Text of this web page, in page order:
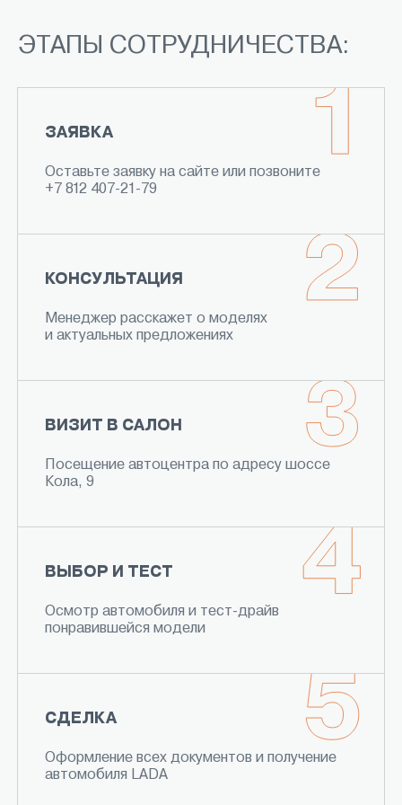
ЭТАПЫ СОТРУДНИЧЕСТВА:
ЗАЯВКА
Оставьте заявку на сайте или позвоните
+7 812 407-21-79
КОНСУЛЬТАЦИЯ
Менеджер расскажет о моделях
и актуальных предложениях
ВИЗИТ В САЛОН
Посещение автоцентра по адресу шоссе
Кола, 9
ВЫБОР И ТЕСТ
Осмотр автомобиля и тест-драйв
понравившейся модели
СДЕЛКА
Оформление всех документов и получение
автомобиля LADA